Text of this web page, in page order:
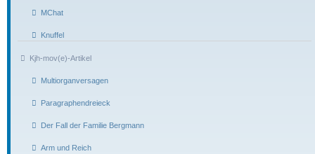
MChat
Knuffel
Kjh-mov(e)-Artikel
Multiorganversagen
Paragraphendreieck
Der Fall der Familie Bergmann
Arm und Reich